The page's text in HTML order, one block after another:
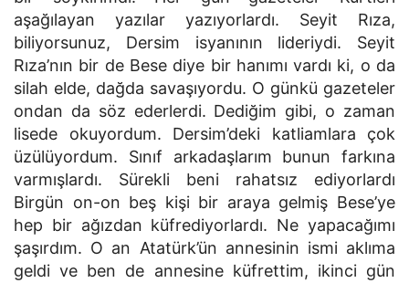
aşağılayan yazılar yazıyorlardı. Seyit Rıza,
biliyorsunuz, Dersim isyanının lideriydi. Seyit
Rıza’nın bir de Bese diye bir hanımı vardı ki, o da
silah elde, dağda savaşıyordu. O günkü gazeteler
ondan da söz ederlerdi. Dediğim gibi, o zaman
lisede okuyordum. Dersim’deki katli­amlara çok
üzülüyordum. Sınıf arkadaşlarım bunun farkına
varmışlardı. Sürekli beni rahatsız ediyorlardı
Birgün on-on beş kişi bir araya gelmiş Bese’ye
hep bir ağızdan küfrediyor­lardı. Ne yapacağımı
şaşırdım. O an Atatürk’ün annesinin ismi aklıma
geldi ve ben de annesine küfrettim, ikinci gün